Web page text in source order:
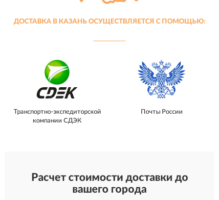
ДОСТАВКА В КАЗАНЬ ОСУЩЕСТВЛЯЕТСЯ С ПОМОЩЬЮ:
Транспортно-экспедиторской
компании СДЭК
Почты России
Расчет стоимости доставки до
вашего города